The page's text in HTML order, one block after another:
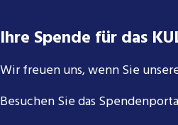
Ihre Spende für das
Wir freuen uns, wenn Sie
Besuchen Sie das